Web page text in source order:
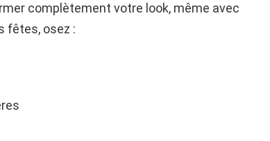
complètement votre look, même avec
fêtes, osez :